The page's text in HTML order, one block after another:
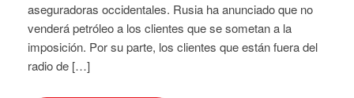
aseguradoras occidentales. Rusia ha anunciado que no
venderá petróleo a los clientes que se sometan a la
imposición. Por su parte, los clientes que están fuera del
radio de […]